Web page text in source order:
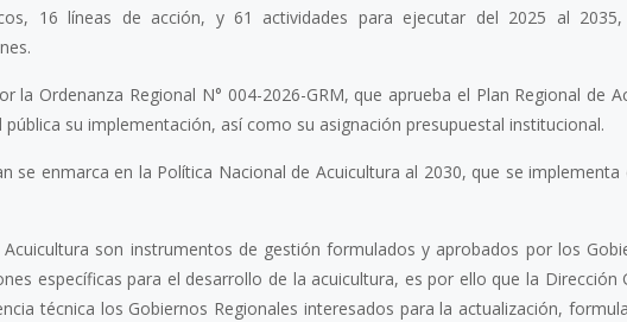
16 líneas de acción, y 61 actividades para ejecutar del 2025 al
la Ordenanza Regional N° 004-2026-GRM, que aprueba el Plan Regional de
su implementación, así como su asignación presupuestal institucional.
se enmarca en la Política Nacional de Acuicultura al 2030, que se
Acuicultura son instrumentos de gestión formulados y aprobados por los
específicas para el desarrollo de la acuicultura, es por ello que la Dirección
técnica los Gobiernos Regionales interesados para la actualización,